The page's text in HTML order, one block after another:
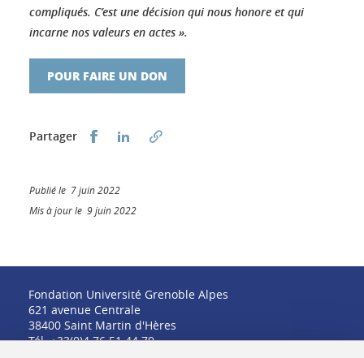
compliqués. C’est une décision qui nous honore et qui
incarne nos valeurs en actes ».
POUR FAIRE UN DON
Partager Partager sur Facebook
Partager sur LinkedIn
Publié le 7 juin 2022
Mis à jour le 9 juin 2022
Fondation Université Grenoble Alpes
621 avenue Centrale
38400 Saint Martin d'Hères
Tél. +33(0)4 76 51 44 79